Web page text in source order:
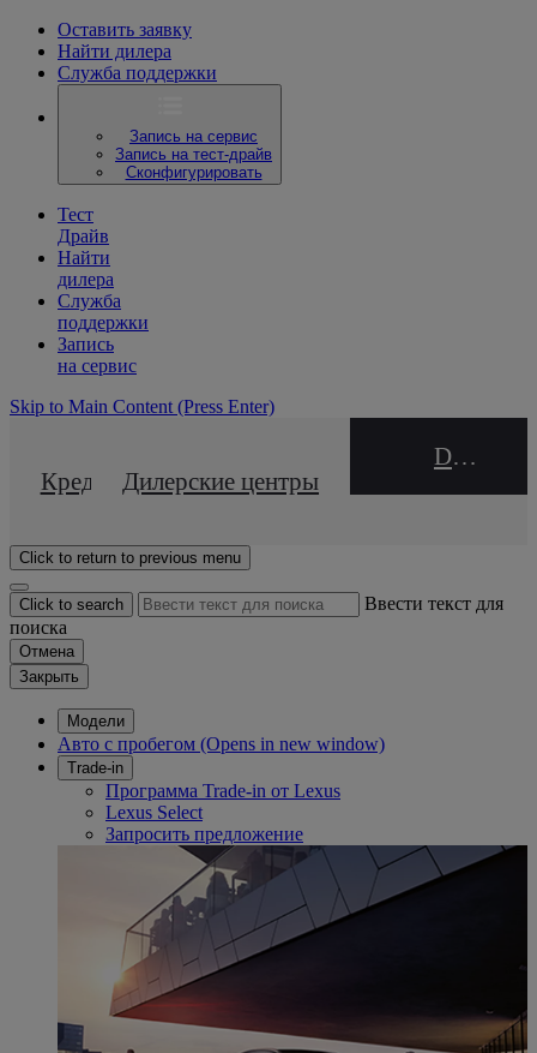
Оставить заявку
Найти дилера
Служба поддержки
Запись на сервис
Запись на тест-драйв
Сконфигурировать
Тест
Драйв
Найти
дилера
Служба
поддержки
Запись
на сервис
Skip to Main Content (Press Enter)
Кредитный калькулятор
Дилерские центры
DEALER NAME
Click to return to previous menu
Click to search
Ввести текст для
поиска
Отмена
Закрыть
Модели
Авто с пробегом (Opens in new window)
Trade-in
Программа Trade-in от Lexus
Lexus Select
Запросить предложение